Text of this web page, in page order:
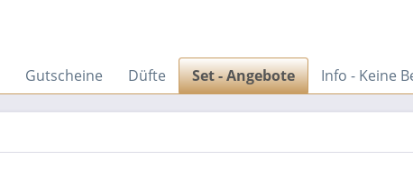
Gutscheine Düfte Set - Angebote Info - Keine